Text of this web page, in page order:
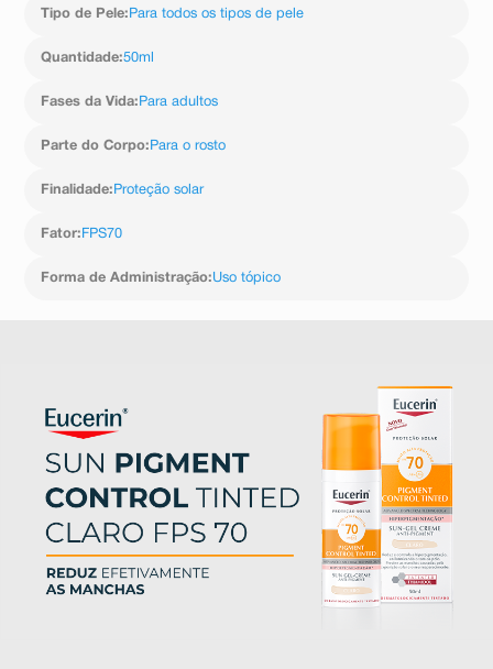
Tipo de Pele: Para todos os tipos de pele
Quantidade:50ml
Fases da Vida: Para adultos
Parte do Corpo: Para o rosto
Finalidade: Proteção solar
Fator: FPS70
Forma de Administração:Uso tópico